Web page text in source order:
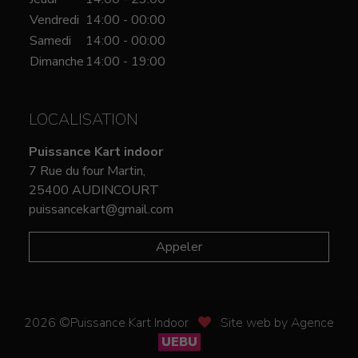
Vendredi 14:00 - 00:00
Samedi
14:00 - 00:00
Dimanche 14:00 - 19:00
LOCALISATION
Puissance Kart indoor
7 Rue du four Martin,
25400 AUDINCOURT
puissancekart@gmail.com
Appeler
2026 ©Puissance Kart Indoor
Site web by Agence
UEBU